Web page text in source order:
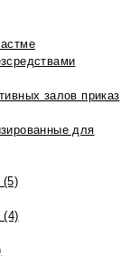
залов приказ
для
(5)
(4)